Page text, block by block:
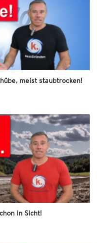
meist staubtrocken!
in Sicht!